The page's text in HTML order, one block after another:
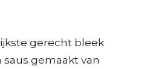
gerecht bleek
gemaakt van